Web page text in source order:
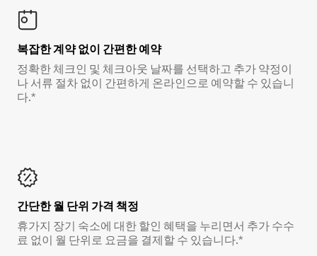
복잡한 계약 없이 간편한 예약
정확한 체크인 및 체크아웃 날짜를 선택하고 추가 약정이
나 서류 절차 없이 간편하게 온라인으로 예약할 수 있습니
다.*
간단한 월 단위 가격 책정
휴가지 장기 숙소에 대한 할인 혜택을 누리면서 추가 수수
료 없이 월 단위로 요금을 결제할 수 있습니다.*